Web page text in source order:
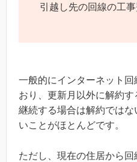
引越し先の回線の工
一般的にインターネット
おり、更新月以外に解約す
継続する場合は解約では
いことがほとんどです。
ただし、現在の住居から